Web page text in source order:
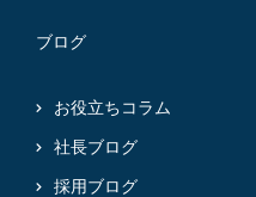
ブログ
お役立ちコラム
社長ブログ
採用ブログ